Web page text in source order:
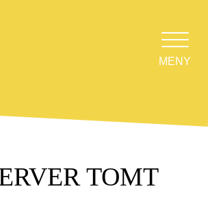
MENY
TOMT